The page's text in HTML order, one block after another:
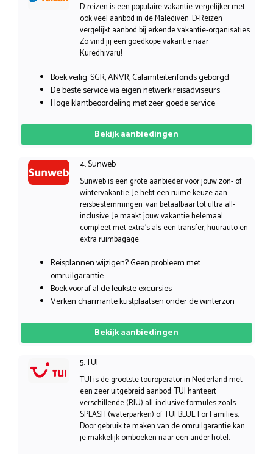
D-reizen is een populaire vakantie-vergelijker met
ook veel aanbod in de Malediven. D-Reizen
vergelijkt aanbod bij erkende vakantie-organisaties.
Zo vind jij een goedkope vakantie naar
Kuredhivaru!
Boek veilig: SGR, ANVR, Calamiteitenfonds geborgd
De beste service via eigen netwerk reisadviseurs
Hoge klantbeoordeling met zeer goede service
Bekijk aanbiedingen
4. Sunweb
Sunweb is een grote aanbieder voor jouw zon- of
wintervakantie. Je hebt een ruime keuze aan
reisbestemmingen: van betaalbaar tot ultra all-
inclusive. Je maakt jouw vakantie helemaal
compleet met extra’s als een transfer, huurauto en
extra ruimbagage.
Reisplannen wijzigen? Geen probleem met
omruilgarantie
Boek vooraf al de leukste excursies
Verken charmante kustplaatsen onder de winterzon
Bekijk aanbiedingen
5. TUI
TUI is de grootste touroperator in Nederland met
een zeer uitgebreid aanbod. TUI hanteert
verschillende (RIU) all-inclusive formules zoals
SPLASH (waterparken) of TUI BLUE For Families.
Door gebruik te maken van de omruilgarantie kan
je makkelijk omboeken naar een ander hotel.